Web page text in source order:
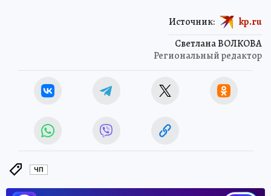
Светлана ВОЛКОВА
Региональный редактор
Источник: kp.ru
ЧП